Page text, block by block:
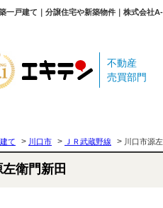
一戸建て｜分譲住宅や新築物件｜株式会社
不動産
売買部門
て > 川口市 > ＪＲ武蔵野線 > 川口市源
衛門新田